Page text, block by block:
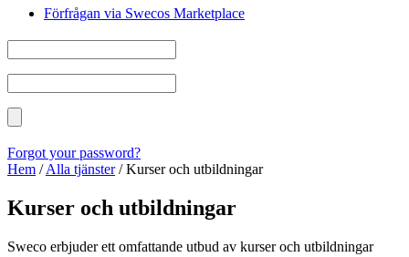
Förfrågan via Swecos Marketplace
Forgot your password?
Hem /Alla tjänster/Kurser och utbildningar
Kurser och utbildningar
Sweco erbjuder ett omfattande utbud av kurser och utbildningar